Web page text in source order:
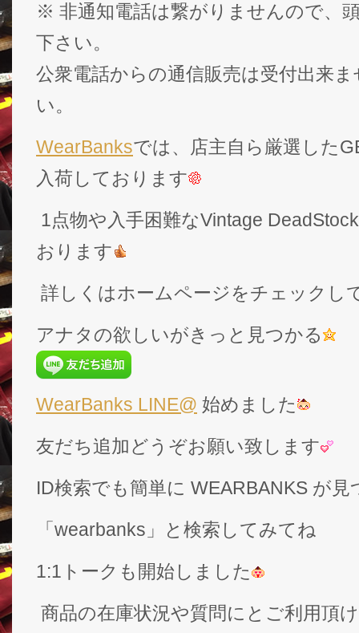
※ 非通知電話は繋がりませんので、
下さい。
公衆電話からの通信販売は受付出来
い。
WearBanksでは、店主自ら厳選した
入荷しております
1点物や入手困難なVintage
おります
詳しくはホームページをチェックし
アナタの欲しいがきっと見つかる
WearBanks LINE@ 始めました
友だち追加どうぞお願い致します
ID検索でも簡単に WEARBANKS が
「wearbanks」と検索してみてね
1:1トークも開始しました
商品の在庫状況や質問にとご利用頂